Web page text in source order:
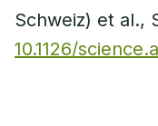
Schweiz) et al.,
10.1126/